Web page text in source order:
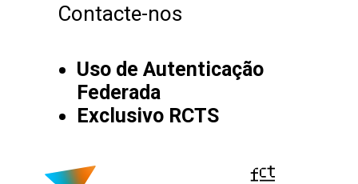
Contacte-nos
Uso de Autenticação
Federada
Exclusivo RCTS